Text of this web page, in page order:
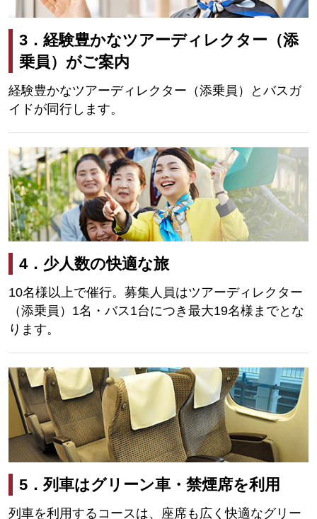
3．経験豊かなツアーディレクター（添
乗員）がご案内
経験豊かなツアーディレクター（添乗員）とバスガ
イドが同行します。
4．少人数の快適な旅
10名様以上で催行。募集人員はツアーディレクター
（添乗員）1名・バス1台につき最大19名様までとな
ります。
5．列車はグリーン車・禁煙席を利用
列車を利用するコースは、座席も広く快適なグリー